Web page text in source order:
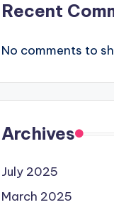
Recent
No comments to
Archives
July 2025
March 2025